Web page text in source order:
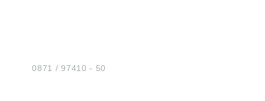
Tel.:0871 / 97410 - 50